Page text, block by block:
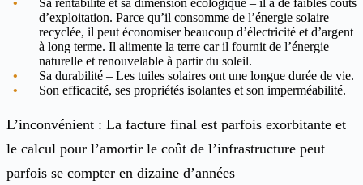
Sa rentabilité et sa dimension écologique – il a de faibles coûts
d’exploitation. Parce qu’il consomme de l’énergie solaire
recyclée, il peut économiser beaucoup d’électricité et d’argent
à long terme. Il alimente la terre car il fournit de l’énergie
naturelle et renouvelable à partir du soleil.
Sa durabilité – Les tuiles solaires ont une longue durée de vie.
Son efficacité, ses propriétés isolantes et son imperméabilité.
L’inconvénient : La facture final est parfois exorbitante et
le calcul pour l’amortir le coût de l’infrastructure peut
parfois se compter en dizaine d’années